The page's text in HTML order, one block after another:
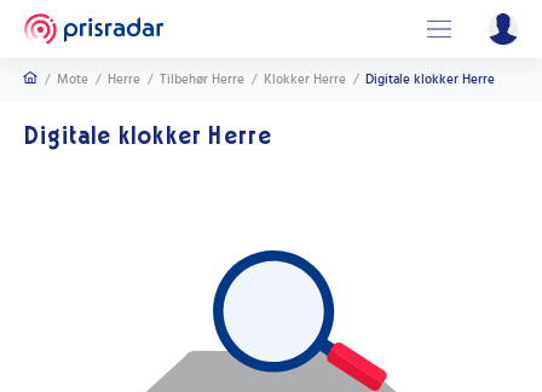
/ Mote / Herre / Tilbehør Herre / Klokker Herre / Digitale klokker Herre
Digitale klokker Herre